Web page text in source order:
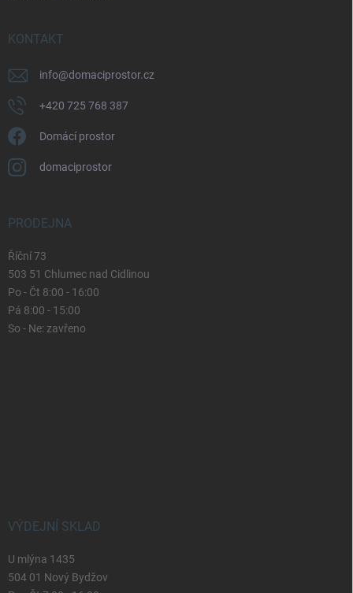
KONTAKT
info@domaciprostor.cz
+420 725 768 387
Domácí prostor
domaciprostor
PRODEJNA
Říční 73
503 51 Chlumec nad Cidlinou
Po - Čt 8:00 - 16:00
Pá 8:00 - 15:00
So - Ne: zavřeno
VÝDEJNÍ SKLAD
U mlýna 1435
504 01 Nový Bydžov